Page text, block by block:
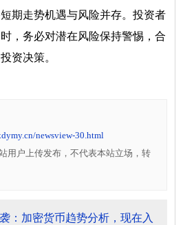
期走势机遇与风险并存。投资者
，务必对潜在风险保持警惕，合
资决策。
newsview-30.html
用户上传发布，不代表本站立场，转
：加密货币趋势分析，现在入